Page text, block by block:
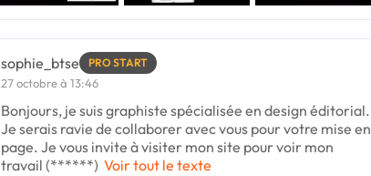
sophie_btse PRO START
27 octobre à 13:46
Bonjours, je suis graphiste spécialisée en design éditorial.
Je serais ravie de collaborer avec vous pour votre mise en
page. Je vous invite à visiter mon site pour voir mon
travail (******) Voir tout le texte